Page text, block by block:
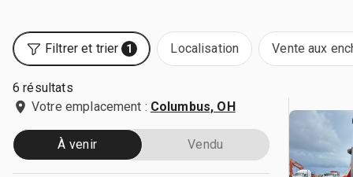
Filtrer et trier 1 Localisation Vente aux
6 résultats
Votre emplacement : Columbus, OH
À venir Vendu